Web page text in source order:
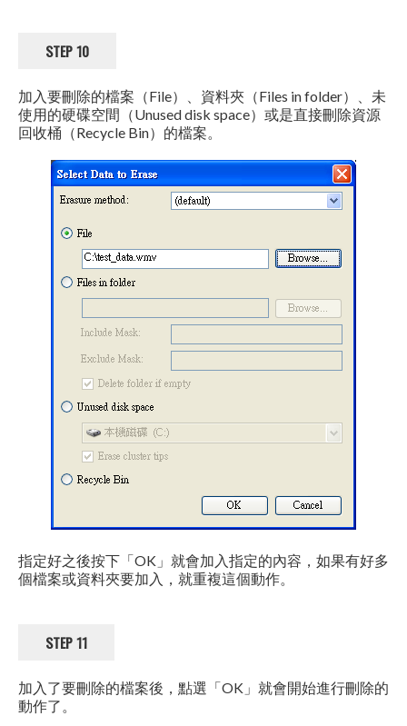
STEP 10
加入要刪除的檔案（File）、資料夾（Files in folder）、未
使用的硬碟空間（Unused disk space）或是直接刪除資源
回收桶（Recycle Bin）的檔案。
指定好之後按下「OK」就會加入指定的內容，如果有好多
個檔案或資料夾要加入，就重複這個動作。
STEP 11
加入了要刪除的檔案後，點選「OK」就會開始進行刪除的
動作了。